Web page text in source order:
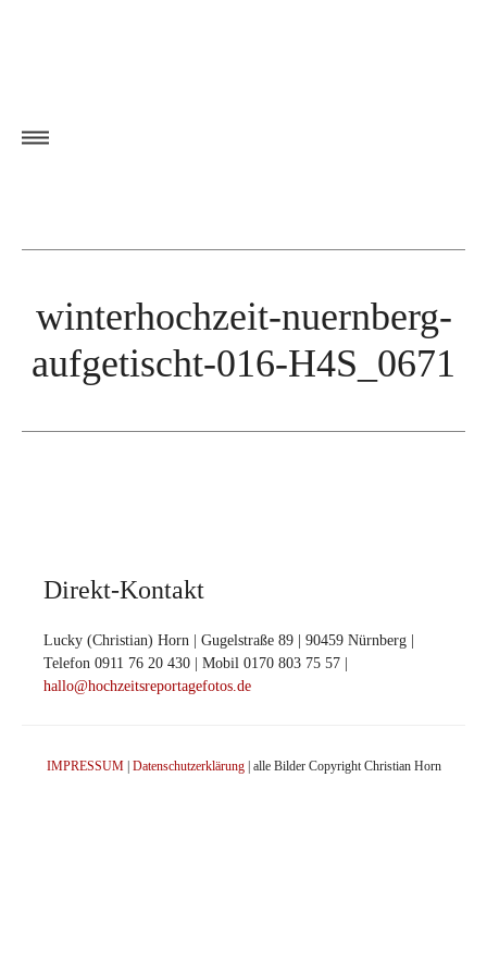
winterhochzeit-nuernberg-
aufgetischt-016-H4S_0671
Direkt-Kontakt
Lucky (Christian) Horn | Gugelstraße 89 | 90459 Nürnberg |
Telefon 0911 76 20 430 | Mobil 0170 803 75 57 |
hallo@hochzeitsreportagefotos.de
IMPRESSUM| Datenschutzerklärung| alle Bilder Copyright Christian Horn